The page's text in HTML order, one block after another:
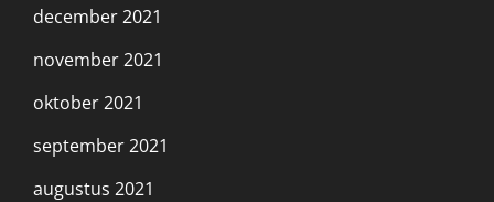
december 2021
november 2021
oktober 2021
september 2021
augustus 2021